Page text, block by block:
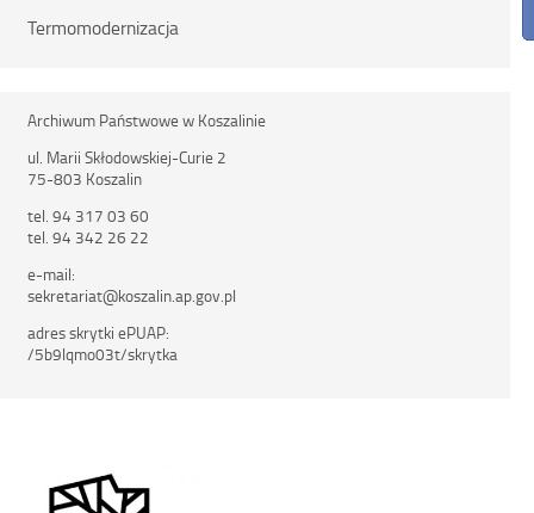
Termomodernizacja
Archiwum Państwowe w Koszalinie
ul. Marii Skłodowskiej-Curie 2
75-803 Koszalin
tel. 94 317 03 60
tel. 94 342 26 22
e-mail:
sekretariat@koszalin.ap.gov.pl
adres skrytki ePUAP:
/5b9lqmo03t/skrytka